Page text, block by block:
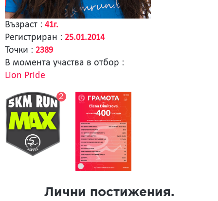
Възраст : 41г.
Регистриран : 25.01.2014
Точки : 2389
В момента участва в отбор :
Lion Pride
2
Лични постижения.